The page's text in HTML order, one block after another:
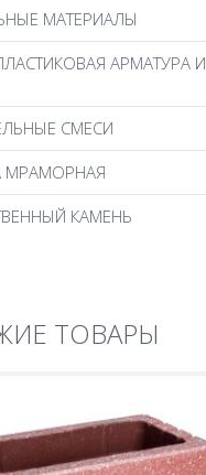
БРУСЧАТКА
ПЛИТКА
КРЫШКИ ДЛЯ ЗАБОРА
ПОДОКОННИКИ
СТУПЕНИ
КИРПИЧ
КРЫШЕК
МАТЕРИАЛЫ
ЧЕРЕПИЦА
ЧЕРЕПИЦА
АКСЕССУАРЫ
ОКНА
ВОДООТВЕДЕНИЯ
ЛЕСТНИЦЫ
АРМАТУРА И
СМЕСИ
РАСТВОРЫ
СМЕСИ
ДЕКОРАТИВНЫЕ
МРАМОРНАЯ
КАМЕНЬ
ТОВАРЫ